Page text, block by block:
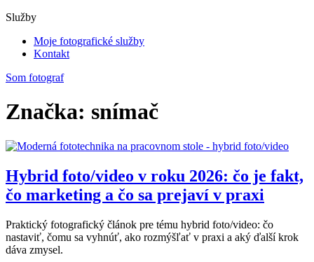
Služby
Moje fotografické služby
Kontakt
Som fotograf
Značka: snímač
Hybrid foto/video v roku 2026: čo je fakt,
čo marketing a čo sa prejaví v praxi
Praktický fotografický článok pre tému hybrid foto/video: čo
nastaviť, čomu sa vyhnúť, ako rozmýšľať v praxi a aký ďalší krok
dáva zmysel.